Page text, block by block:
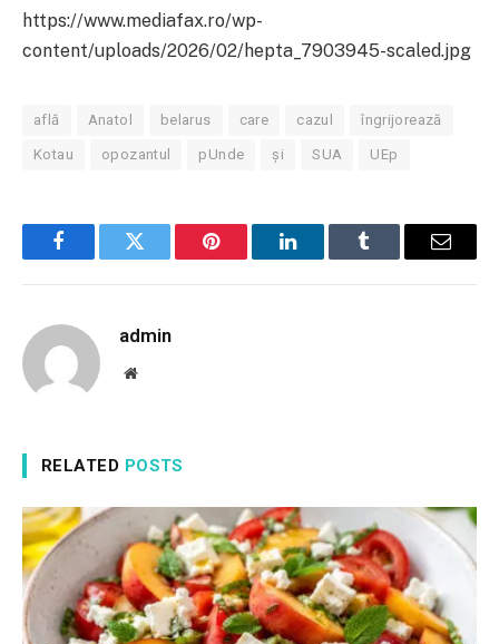
https://www.mediafax.ro/wp-
content/uploads/2026/02/hepta_7903945-scaled.jpg
află Anatol belarus care cazul îngrijorează
Kotau opozantul pUnde și SUA UEp
FacebookTwitter Pinterest LinkedInTumblr Email
admin
Website
RELATED POSTS